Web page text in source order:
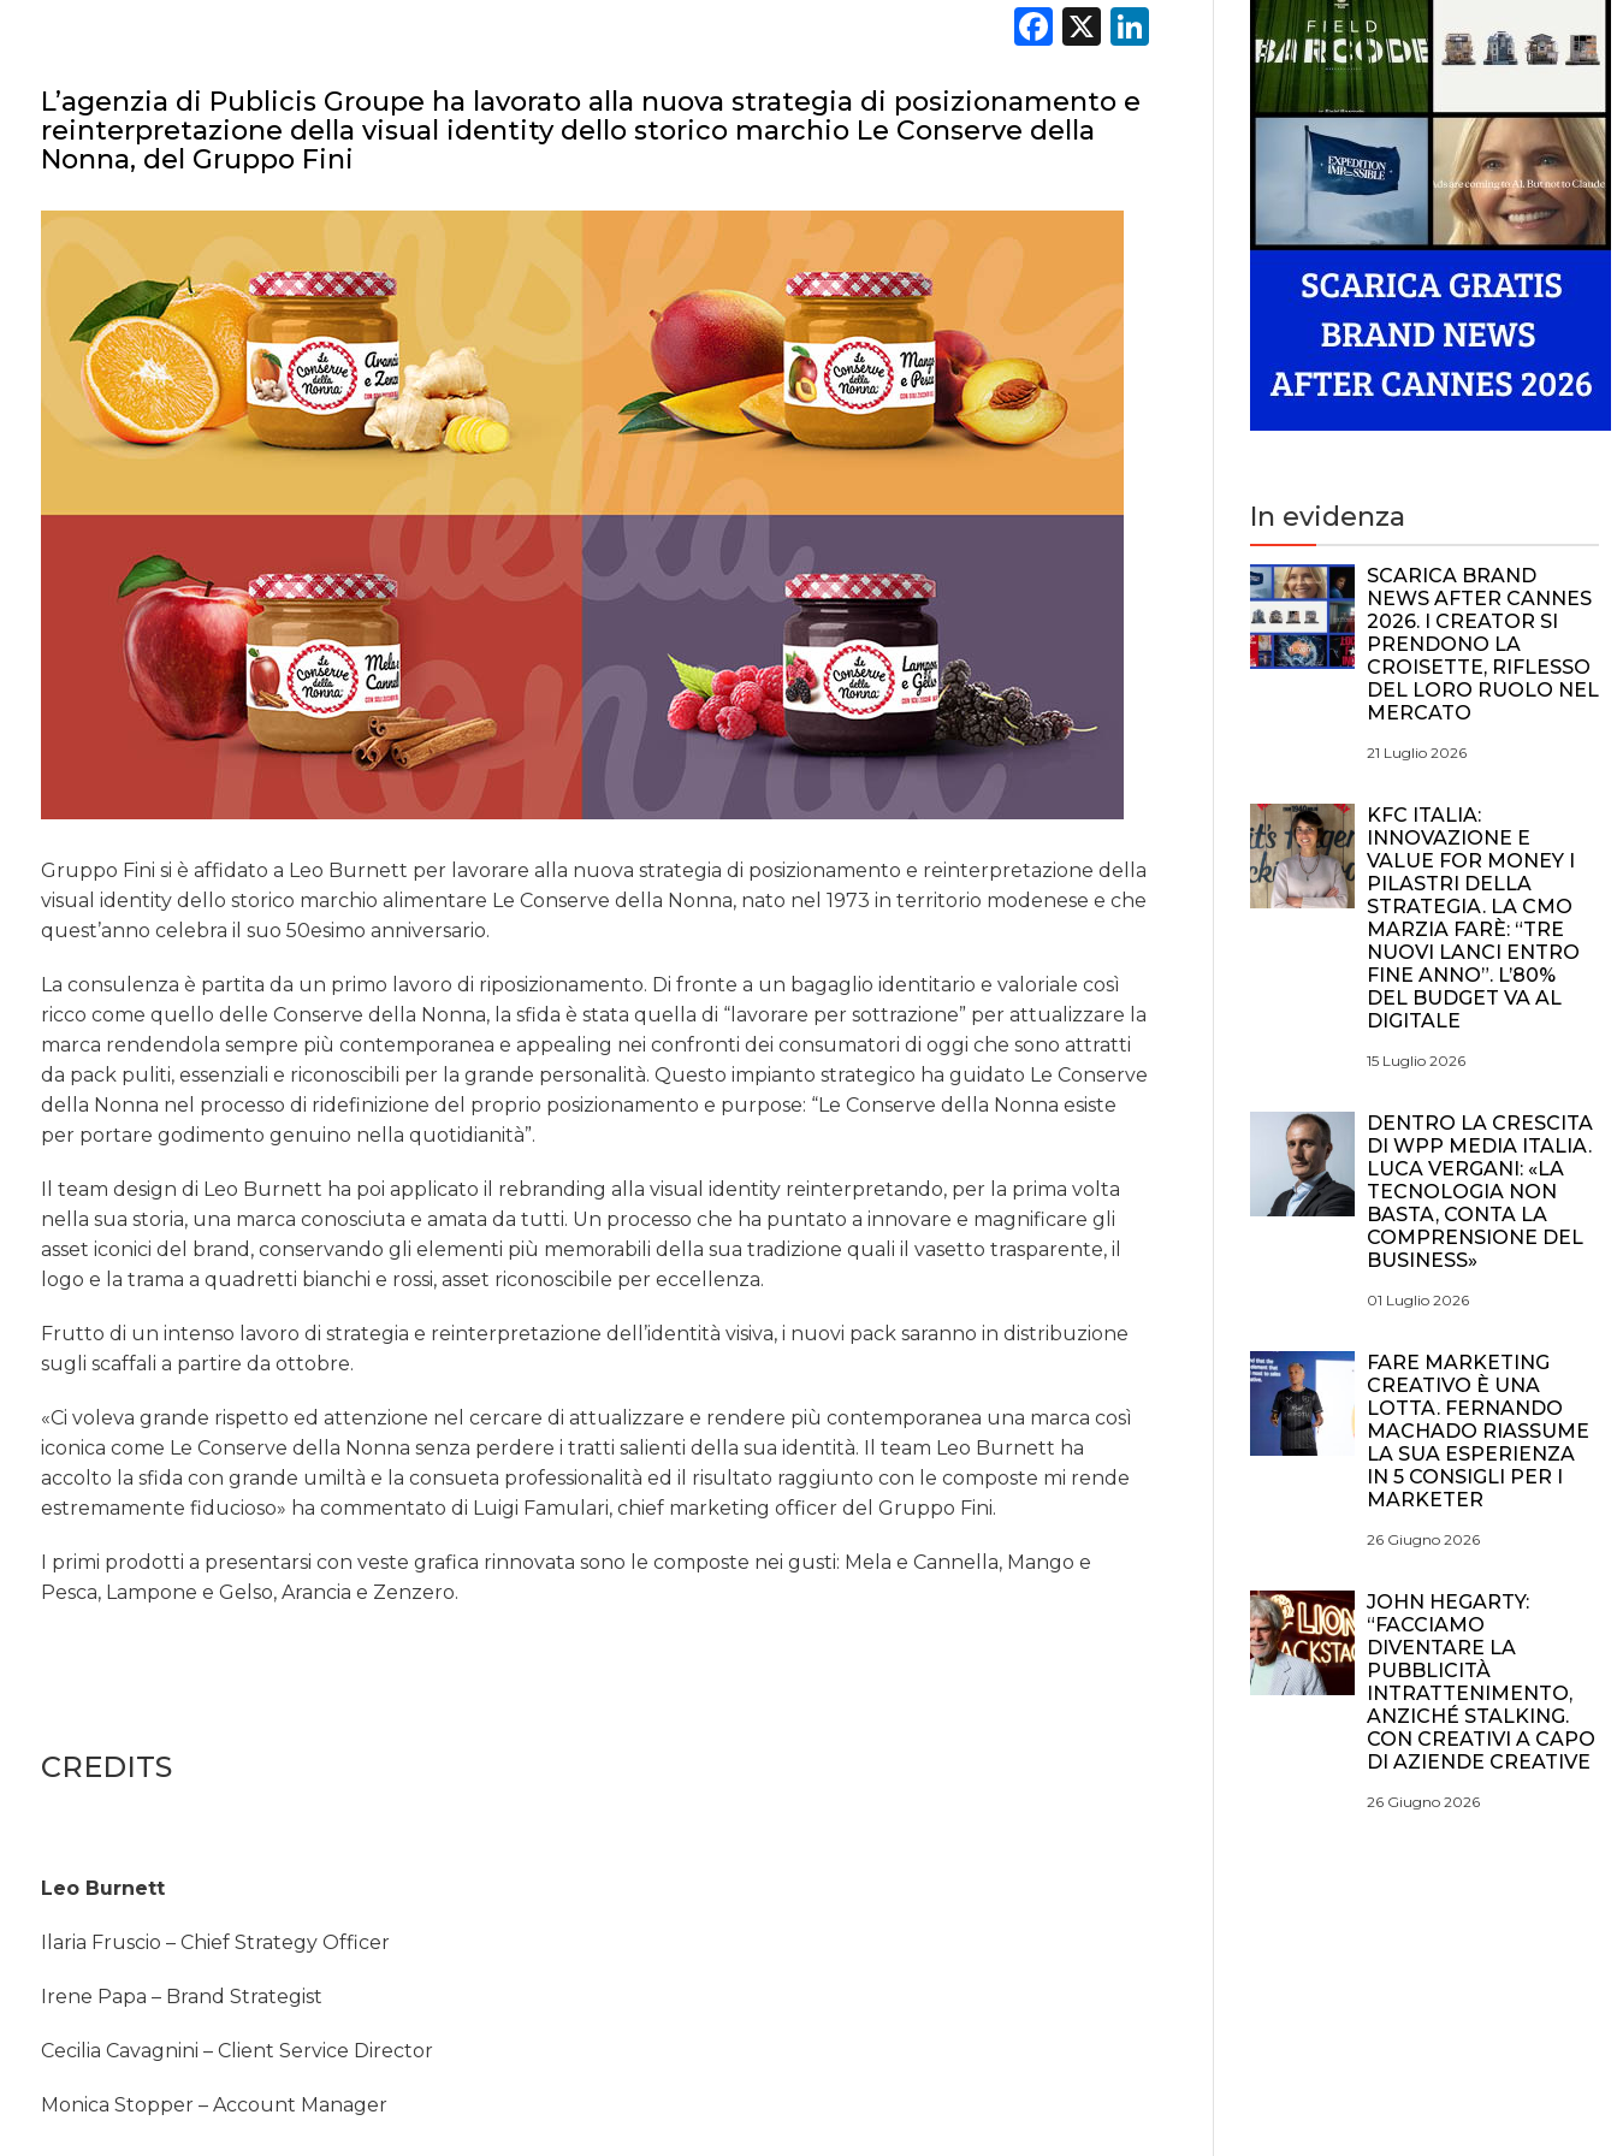
Facebook
X LinkedIn
L’agenzia di Publicis Groupe ha lavorato alla nuova strategia di posizionamento e
reinterpretazione della visual identity dello storico marchio Le Conserve della
Nonna, del Gruppo Fini
Gruppo Fini si è affidato a Leo Burnett per lavorare alla nuova strategia di posizionamento e reinterpretazione della
visual identity dello storico marchio alimentare Le Conserve della Nonna, nato nel 1973 in territorio modenese e che
quest’anno celebra il suo 50esimo anniversario.
La consulenza è partita da un primo lavoro di riposizionamento. Di fronte a un bagaglio identitario e valoriale così
ricco come quello delle Conserve della Nonna, la sfida è stata quella di “lavorare per sottrazione” per attualizzare la
marca rendendola sempre più contemporanea e appealing nei confronti dei consumatori di oggi che sono attratti
da pack puliti, essenziali e riconoscibili per la grande personalità. Questo impianto strategico ha guidato Le Conserve
della Nonna nel processo di ridefinizione del proprio posizionamento e purpose: “Le Conserve della Nonna esiste
per portare godimento genuino nella quotidianità”.
Il team design di Leo Burnett ha poi applicato il rebranding alla visual identity reinterpretando, per la prima volta
nella sua storia, una marca conosciuta e amata da tutti. Un processo che ha puntato a innovare e magnificare gli
asset iconici del brand, conservando gli elementi più memorabili della sua tradizione quali il vasetto trasparente, il
logo e la trama a quadretti bianchi e rossi, asset riconoscibile per eccellenza.
Frutto di un intenso lavoro di strategia e reinterpretazione dell’identità visiva, i nuovi pack saranno in distribuzione
sugli scaffali a partire da ottobre.
«Ci voleva grande rispetto ed attenzione nel cercare di attualizzare e rendere più contemporanea una marca così
iconica come Le Conserve della Nonna senza perdere i tratti salienti della sua identità. Il team Leo Burnett ha
accolto la sfida con grande umiltà e la consueta professionalità ed il risultato raggiunto con le composte mi rende
estremamente fiducioso» ha commentato di Luigi Famulari, chief marketing officer del Gruppo Fini.
I primi prodotti a presentarsi con veste grafica rinnovata sono le composte nei gusti: Mela e Cannella, Mango e
Pesca, Lampone e Gelso, Arancia e Zenzero.
CREDITS
Leo Burnett
Ilaria Fruscio – Chief Strategy Officer
Irene Papa – Brand Strategist
Cecilia Cavagnini – Client Service Director
Monica Stopper – Account Manager
In evidenza
SCARICA BRAND
NEWS AFTER CANNES
2026. I CREATOR SI
PRENDONO LA
CROISETTE, RIFLESSO
DEL LORO RUOLO NEL
MERCATO
21 Luglio 2026
KFC ITALIA:
INNOVAZIONE E
VALUE FOR MONEY I
PILASTRI DELLA
STRATEGIA. LA CMO
MARZIA FARÈ: “TRE
NUOVI LANCI ENTRO
FINE ANNO”. L’80%
DEL BUDGET VA AL
DIGITALE
15 Luglio 2026
DENTRO LA CRESCITA
DI WPP MEDIA ITALIA.
LUCA VERGANI: «LA
TECNOLOGIA NON
BASTA, CONTA LA
COMPRENSIONE DEL
BUSINESS»
01 Luglio 2026
FARE MARKETING
CREATIVO È UNA
LOTTA. FERNANDO
MACHADO RIASSUME
LA SUA ESPERIENZA
IN 5 CONSIGLI PER I
MARKETER
26 Giugno 2026
JOHN HEGARTY:
“FACCIAMO
DIVENTARE LA
PUBBLICITÀ
INTRATTENIMENTO,
ANZICHÉ STALKING.
CON CREATIVI A CAPO
DI AZIENDE CREATIVE
26 Giugno 2026